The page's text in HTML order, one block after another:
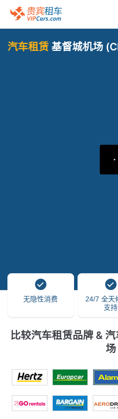
汽车租赁 基督城机场
无隐性消费
24/7 全天
支持
比较汽车租赁品牌 &
场